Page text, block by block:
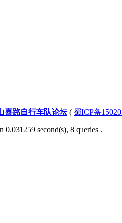
喜路自行车队论坛( 蜀ICP备
0.031259 second(s), 8 queries .